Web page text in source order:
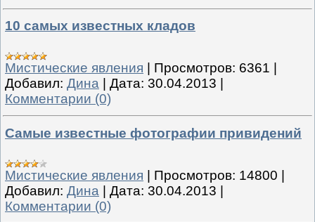
10 самых известных кладов
Мистические явления Просмотров: 6361
Добавил: Дина Дата: 30.04.2013
Комментарии (0)
Самые известные фотографии привидений
Мистические явления | Просмотров: 14800 |
Добавил: Дина | Дата: 30.04.2013 |
Комментарии (0)